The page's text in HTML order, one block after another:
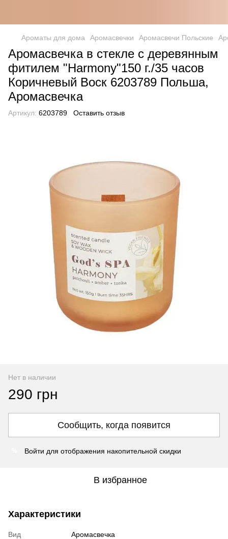
Ароматы для дома Аромасвечки Аромасвечи Польские
Аромасвечка в стекле с деревянным
фитилем "Harmony"150 г./35 часов
Коричневый Воск 6203789 Польша,
Аромасвечка
Артикул: 6203789 Оставить отзыв
Нет в наличии
290 грн
Сообщить, когда появится
Войти для отображения накопительной скидки
В избранное
Характеристики
Вид
Аромасвечка